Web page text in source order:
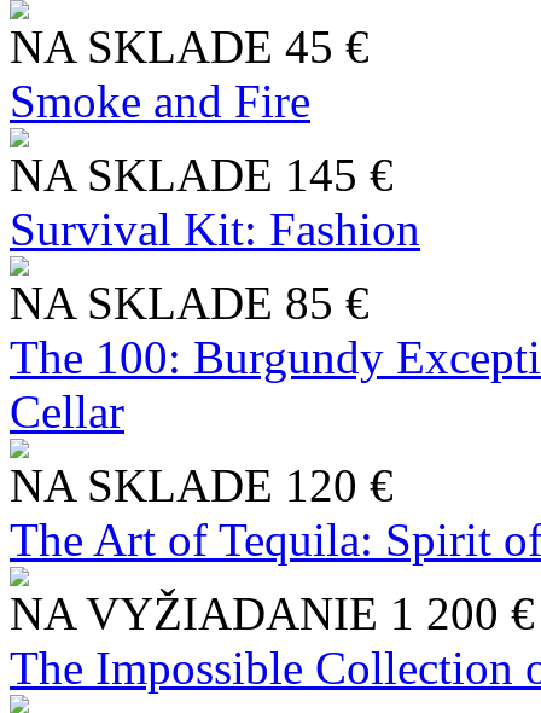
NA SKLADE 45 €
Smoke and Fire
NA SKLADE 145 €
Survival Kit: Fashion
NA SKLADE 85 €
The 100: Burgundy
Cellar
NA SKLADE 120 €
The Art of Tequila: Spirit
NA VYŽIADANIE 1 200 €
The Impossible Collection